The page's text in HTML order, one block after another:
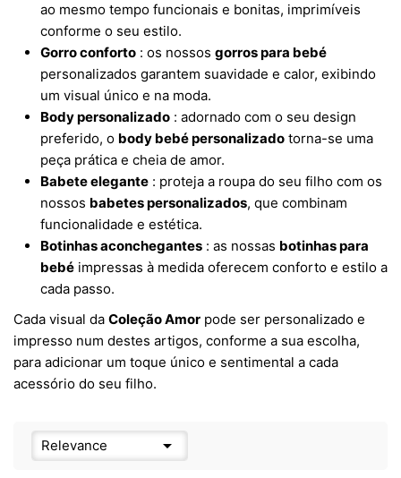
ao mesmo tempo funcionais e bonitas, imprimíveis
conforme o seu estilo.
Gorro conforto : os nossos gorros para bebé
personalizados garantem suavidade e calor, exibindo
um visual único e na moda.
Body personalizado : adornado com o seu design
preferido, o body bebé personalizado torna-se uma
peça prática e cheia de amor.
Babete elegante : proteja a roupa do seu filho com os
nossos babetes personalizados, que combinam
funcionalidade e estética.
Botinhas aconchegantes : as nossas botinhas para
bebé impressas à medida oferecem conforto e estilo a
cada passo.
Cada visual da Coleção Amor pode ser personalizado e
impresso num destes artigos, conforme a sua escolha,
para adicionar um toque único e sentimental a cada
acessório do seu filho.
Relevance 